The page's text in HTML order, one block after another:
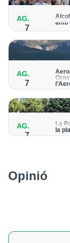
AG.
7
amb
Un
AG.
7
mòbil
AG.
7
La
la
Opinió